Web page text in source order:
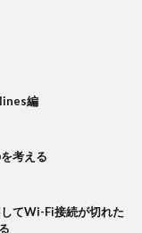
編
考える
てWi-Fi接続が切れた